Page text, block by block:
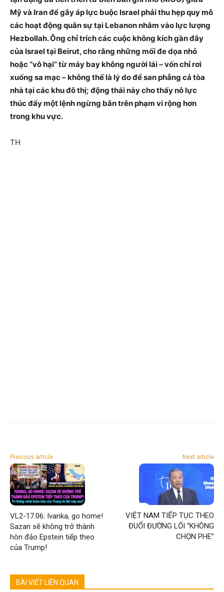
Mỹ và Iran để gây áp lực buộc Israel phải thu hẹp quy mô
các hoạt động quân sự tại Lebanon nhằm vào lực lượng
Hezbollah. Ông chỉ trích các cuộc không kích gần đây
của Israel tại Beirut, cho rằng những mối đe dọa nhỏ
hoặc “vô hại” từ máy bay không người lái – vốn chỉ rơi
xuống sa mạc – không thể là lý do để san phẳng cả tòa
nhà tại các khu đô thị; động thái này cho thấy nỗ lực
thúc đẩy một lệnh ngừng bắn trên phạm vi rộng hơn
trong khu vực.
TH
Previous article
VL2-17.06: Ivanka, go home!
Sazan sẽ không trở thành
hòn đảo Epstein tiếp theo
của Trump!
Next article
VIỆT NAM TIẾP TỤC THEO
ĐUỔI ĐƯỜNG LỐI “KHÔNG
CHỌN PHE”
BÀI VIẾT LIÊN QUAN